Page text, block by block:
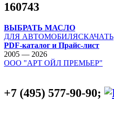
160743
ВЫБРАТЬ МАСЛО
ДЛЯ АВТОМОБИЛЯСКАЧАТЬ
PDF-каталог и Прайс-лист
2005 — 2026
ООО "АРТ ОЙЛ ПРЕМЬЕР"
+7 (495) 577-90-90;